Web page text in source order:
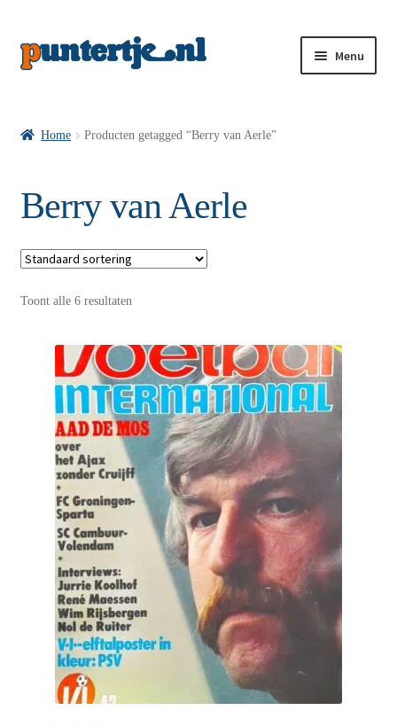
Menu
VI’s met Posters
Wie is puntertje
Puntertjes
Contact
Home Producten getagged “Berry van Aerle”
Berry van Aerle
Toont alle 6 resultaten